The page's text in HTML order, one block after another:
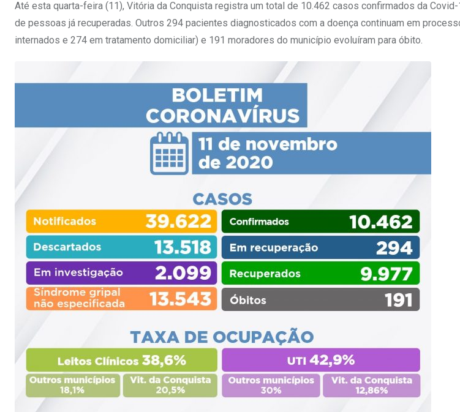
Até esta quarta-feira (11), Vitória da Conquista registra um total de 10.462 casos confirmados da
de pessoas já recuperadas. Outros 294 pacientes diagnosticados com a doença continuam em
internados e 274 em tratamento domiciliar) e 191 moradores do município evoluíram para óbito.